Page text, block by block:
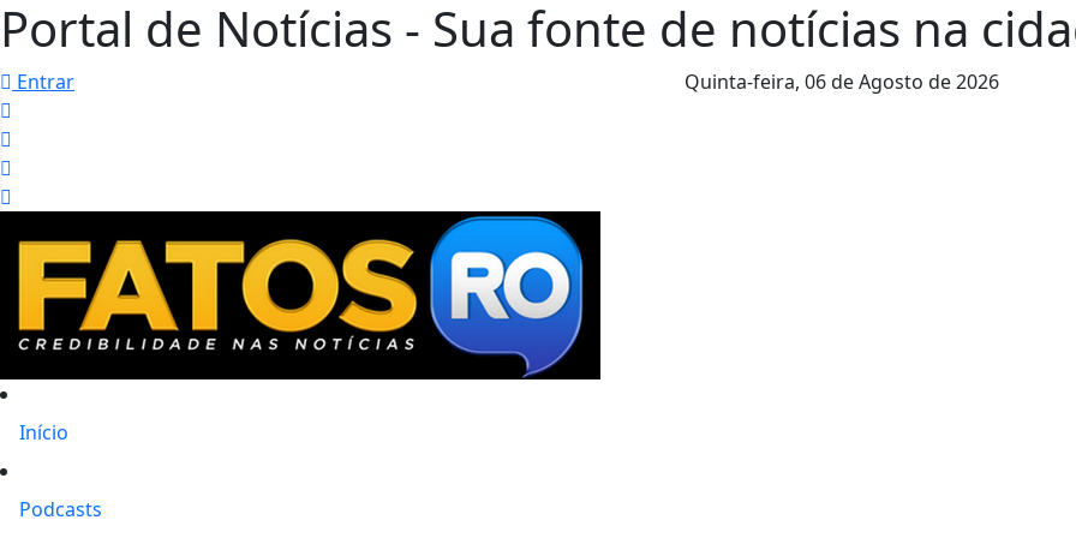
Portal de Notícias - Sua fonte de notícias na
Entrar Quinta-feira, 06 de Agosto de 2026
Início
Podcasts